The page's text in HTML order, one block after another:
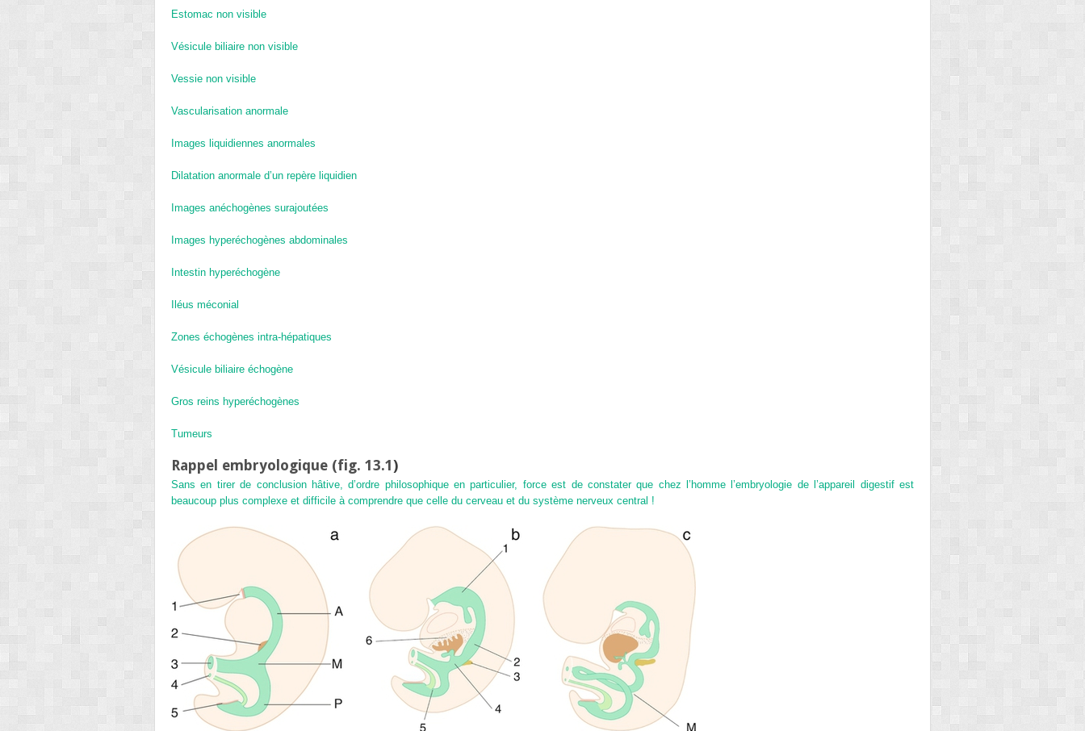
Estomac non visible
Vésicule biliaire non visible
Vessie non visible
Vascularisation anormale
Images liquidiennes anormales
Dilatation anormale d’un repère liquidien
Images anéchogènes surajoutées
Images hyperéchogènes abdominales
Intestin hyperéchogène
Iléus méconial
Zones échogènes intra-hépatiques
Vésicule biliaire échogène
Gros reins hyperéchogènes
Tumeurs
Rappel embryologique (fig. 13.1)
Sans en tirer de conclusion hâtive, d’ordre philosophique en particulier, force est de constater que chez l’homme l’embryologie de l’appareil digestif est
beaucoup plus complexe et difficile à comprendre que celle du cerveau et du système nerveux central !